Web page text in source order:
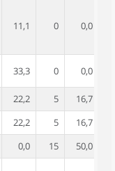
11,1 0 0,0
33,3 0 0,0
22,2 5
16,7
22,2 5
16,7
0,0 15
50,0